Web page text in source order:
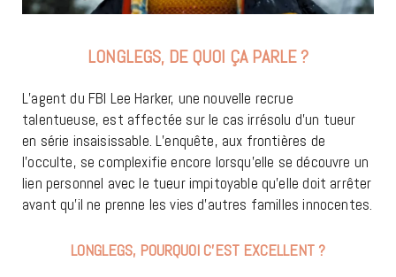
LONGLEGS, DE QUOI ÇA PARLE ?
L’agent du FBI Lee Harker, une nouvelle recrue
talentueuse, est affectée sur le cas irrésolu d’un tueur
en série insaisissable. L’enquête, aux frontières de
l’occulte, se complexifie encore lorsqu’elle se découvre un
lien personnel avec le tueur impitoyable qu’elle doit arrêter
avant qu’il ne prenne les vies d’autres familles innocentes.
LONGLEGS, POURQUOI C’EST EXCELLENT ?